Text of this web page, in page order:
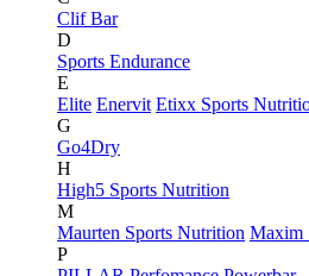
Clif Bar
D
Sports Endurance
E
Elite Enervit Etixx Sports
G
Go4Dry
H
High5 Sports Nutrition
M
Maurten Sports Nutrition Maxim
P